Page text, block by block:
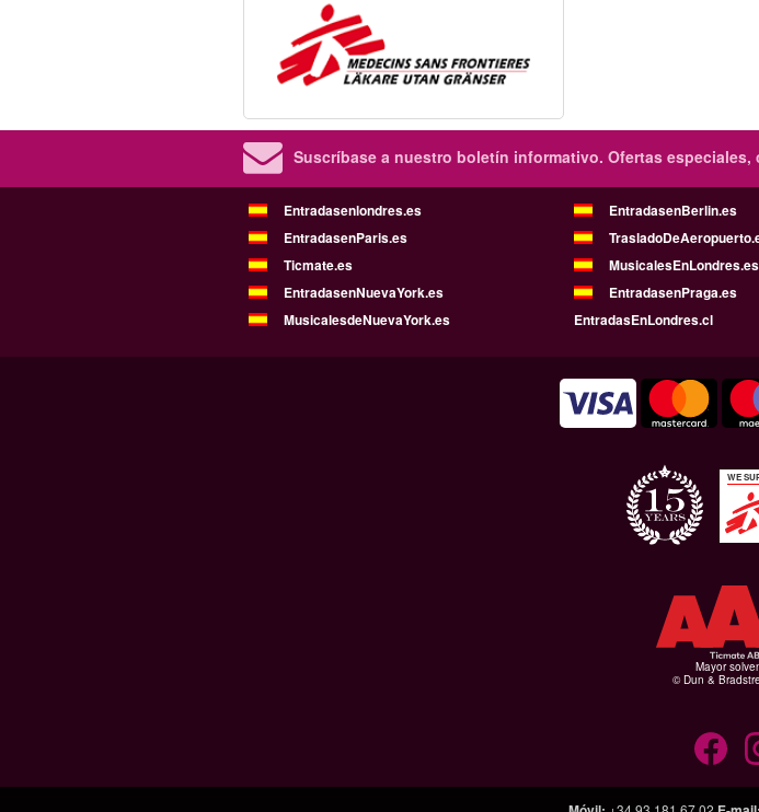
Suscríbase a nuestro boletín informativo. Ofertas especiales,
Entradasenlondres.es EntradasenBerlin.es
EntradasenParis.es
Ticmate.es
MusicalesEnLondres.es
EntradasenNuevaYork.es
EntradasenPraga.es
MusicalesdeNuevaYork.es
EntradasEnLondres.cl
WE
Mayor
© Dun &